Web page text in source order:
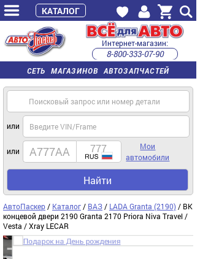
СЕТЬ МАГАЗИНОВ АВТОЗАПЧАСТЕЙ
Интернет-магазин:
8-800-333-07-90
часы работы с 9:00 до 22:00 (пн-пт)
или
или
Мои
автомобили
Найти
АвтоПаскер / Каталог / ВАЗ / LADA Granta (2190) / ВК
концевой двери 2190 Granta 2170 Priora Niva Travel /
Vesta / Xray LECAR
КАТАЛОГ